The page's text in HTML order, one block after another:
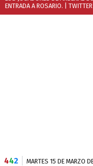
ENTRADA A ROSARIO. | TWITTER
442 MARTES 15 DE MARZO